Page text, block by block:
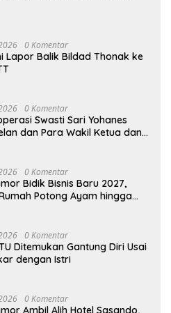
0 Komentar
Lapor Balik Bildad Thonak ke
0 Komentar
Swasti Sari Yohanes
dan Para Wakil Ketua dan
Sukacita
0 Komentar
Bidik Bisnis Baru 2027,
Potong Ayam hingga
0 Komentar
Ditemukan Gantung Diri Usai
dengan Istri
0 Komentar
Ambil Alih Hotel Sasando,